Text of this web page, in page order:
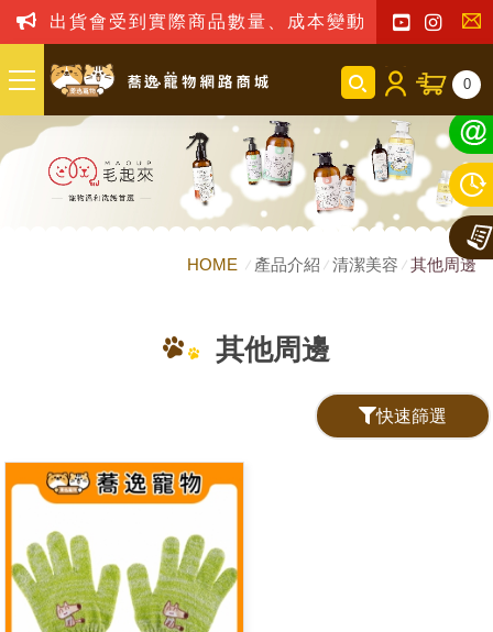
出貨會受到實際商品數量、成本變動之影響，我
聯
我
們
0
HOME 產品介紹 清潔美容 其他周邊
其他周邊
快速篩選